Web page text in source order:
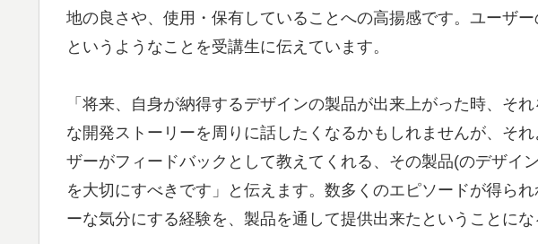
地の良さや、使用・保有していることへの高揚感です。ユーザー
というようなことを受講生に伝えています。
「将来、自身が納得するデザインの製品が出来上がった時、そ
な開発ストーリーを周りに話したくなるかもしれませんが、そ
ザーがフィードバックとして教えてくれる、その製品(のデザイ
を大切にすべきです」と伝えます。数多くのエピソードが得ら
ーな気分にする経験を、製品を通して提供出来たということにな